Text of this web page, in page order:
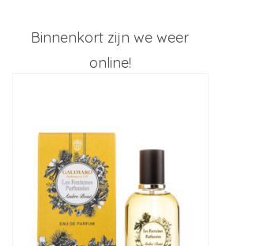
Binnenkort zijn we weer
online!